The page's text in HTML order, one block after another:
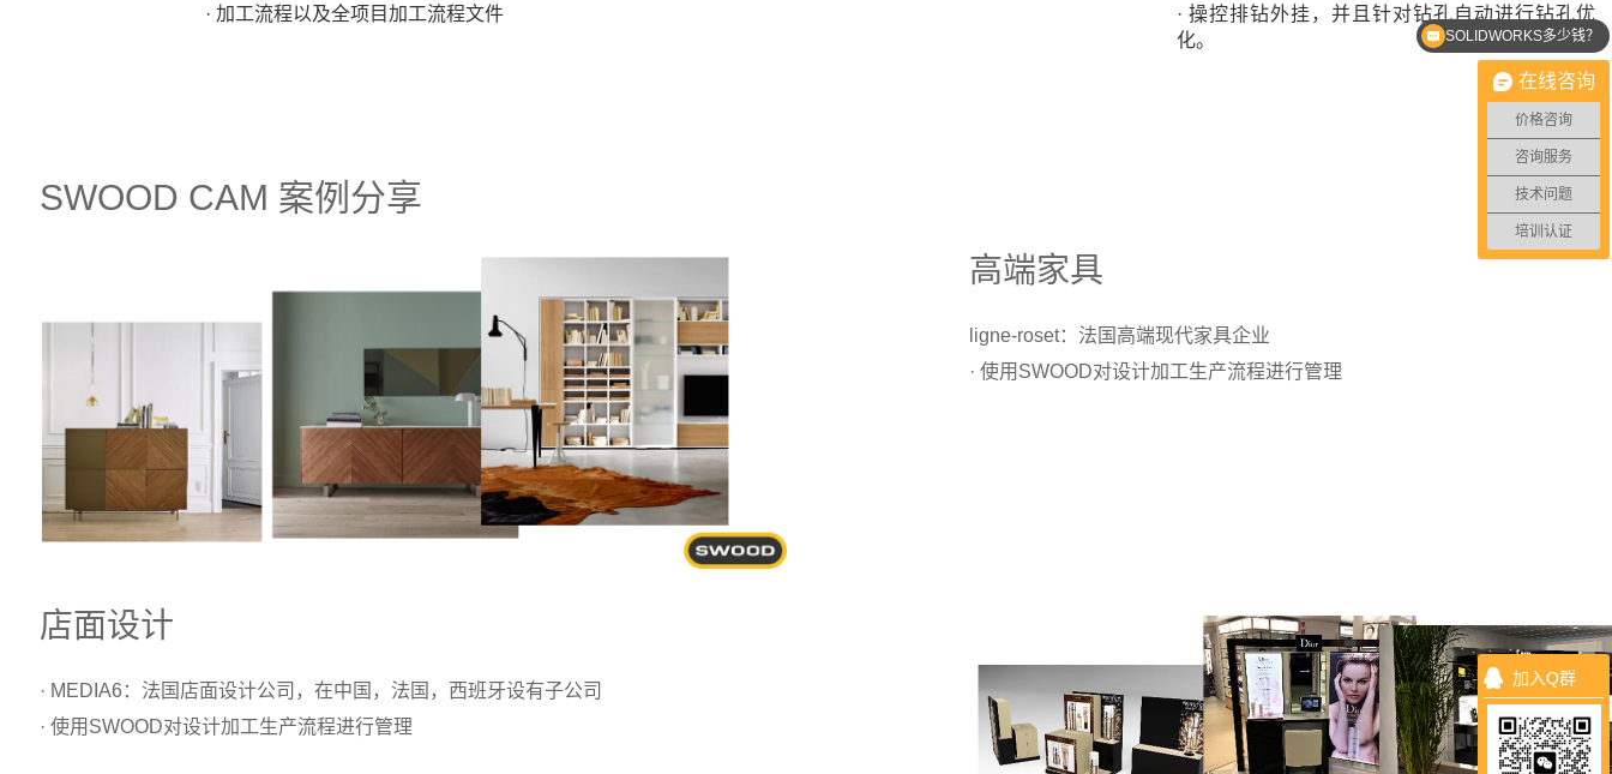
· 加工流程以及全项目加工流程文件
· 操控排钻外挂，并且针对钻孔自动进行钻孔优
化。
SWOOD CAM 案例分享
高端家具
ligne-roset：法国高端现代家具企业
· 使用SWOOD对设计加工生产流程进行管理
店面设计
· MEDIA6：法国店面设计公司，在中国，法国，西班牙设有子公司
· 使用SWOOD对设计加工生产流程进行管理
加入Q群
在线咨询
价格咨询
咨询服务
技术问题
培训认证
SOLIDWORKS多少钱？